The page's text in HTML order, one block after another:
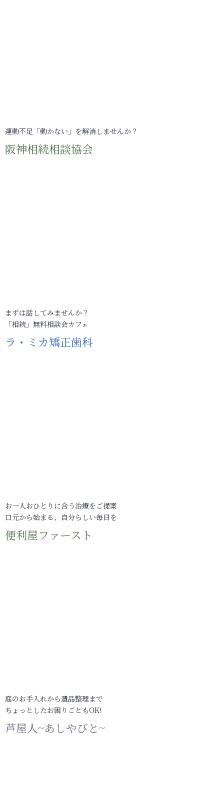
運動不足「動かない」を解消しませんか？
阪神相続相談協会
まずは話してみませんか？
「相続」無料相談会カフェ
ラ・ミカ矯正歯科
お一人おひとりに合う治療をご提案
口元から始まる、自分らしい毎日を
便利屋ファースト
庭のお手入れから遺品整理まで
ちょっとしたお困りごともOK!
芦屋人~あしやびと~